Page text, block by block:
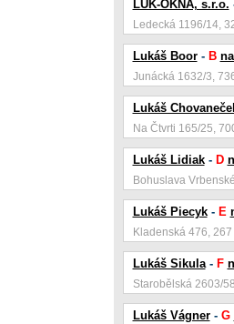
LUK-OKNA, s.r.o.
Ledecká 1196/14,
Lukáš Boor- B
Junácká 1632/3,
Lukáš
Na Čtvrti 165/25,
Lukáš Lidiak- D
Bohuslava
Lukáš Piecyk- E
Kladenská 476,
Lukáš Sikula- F
Starobělská 2603/
Lukáš Vágner- G